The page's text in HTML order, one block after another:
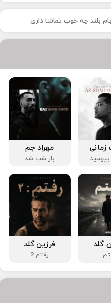
بلند چه خوب تماشا داری
مهراد جم
باز شب شد
گلد فرزین گلد
رفتم 2